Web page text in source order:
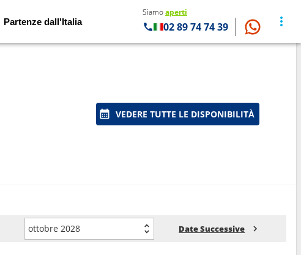
Partenze dall'Italia
Siamoaperti
02 89 74 74 39
VEDERE TUTTE LE DISPONIBILITÀ
ottobre 2028 Date Successive